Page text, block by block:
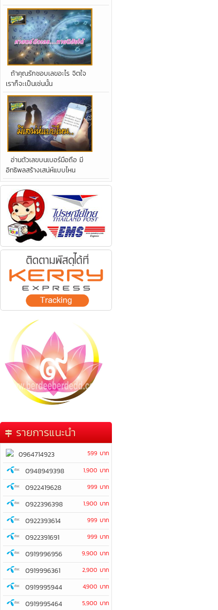
ถ้าคุณรักชอบเลขอะไร จิตใจ
เราก็จะเป็นเช่นนั้น
อ่านตัวเลขบนเบอร์มือถือ มี
อิทธิพลสร้างเสน่ห์แบบไหน
รายการแนะนำ
0964714923 599 บาท
0948949398 1,900 บาท
0922419628 999 บาท
0922396398 1,900 บาท
0922393614 999 บาท
0922391691 999 บาท
0919996956 9,900 บาท
0919996361 2,900 บาท
0919995944 4,900 บาท
0919995464 5,900 บาท